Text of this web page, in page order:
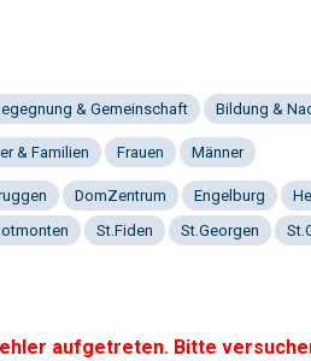
& Gemeinschaft Bildung &
& Familien Frauen Männer
DomZentrum Engelburg
St.Fiden St.Georgen
aufgetreten. Bitte